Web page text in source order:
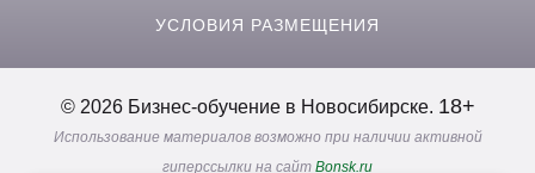
УСЛОВИЯ РАЗМЕЩЕНИЯ
© 2026 Бизнес-обучение в Новосибирске. 18+
Использование материалов возможно при наличии активной
гиперссылки на сайт Bonsk.ru